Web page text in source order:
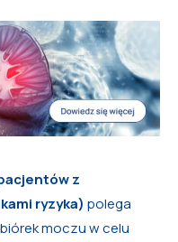
ów z
ryzyka) polega
moczu w celu